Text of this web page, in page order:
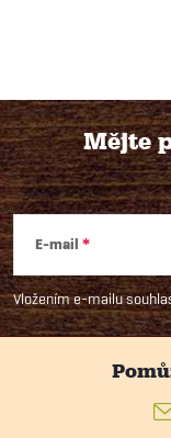
Z
á
p
Mějte
E-mail
Vložením e-mailu